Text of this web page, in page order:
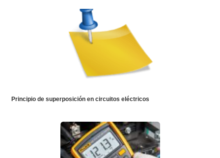
Principio de superposición en circuitos eléctricos